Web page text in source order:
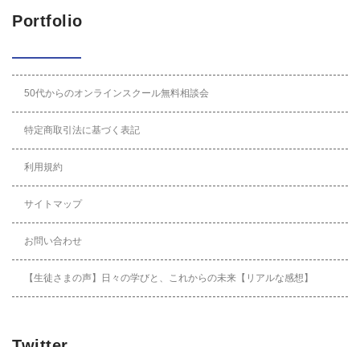
Portfolio
50代からのオンラインスクール無料相談会
特定商取引法に基づく表記
利用規約
サイトマップ
お問い合わせ
【生徒さまの声】日々の学びと、これからの未来【リアルな感想】